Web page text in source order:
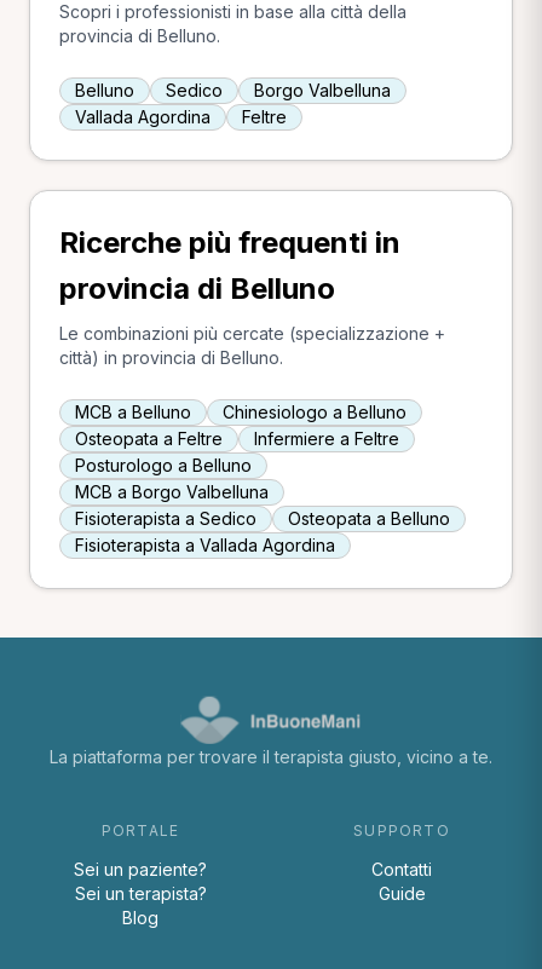
Scopri i professionisti in base alla città della
provincia di Belluno.
Belluno Sedico
Borgo Valbelluna
Vallada Agordina
Feltre
Ricerche più frequenti in
provincia di Belluno
Le combinazioni più cercate (specializzazione +
città) in provincia di Belluno.
MCB a Belluno
Chinesiologo a Belluno
Osteopata a Feltre
Infermiere a Feltre
Posturologo a Belluno
MCB a Borgo Valbelluna
Fisioterapista a Sedico
Osteopata a Belluno
Fisioterapista a Vallada Agordina
La piattaforma per trovare il terapista giusto, vicino a te.
PORTALE
Sei un paziente?
Sei un terapista?
Blog
SUPPORTO
Contatti
Guide